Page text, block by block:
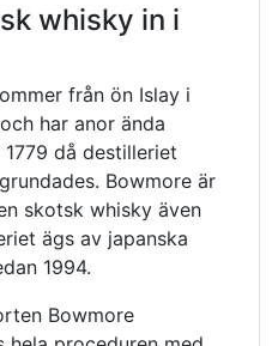
whisky in i
från ön Islay i
har anor ända
då destilleriet
Bowmore är
skotsk whisky även
ägs av japanska
1994.
Bowmore